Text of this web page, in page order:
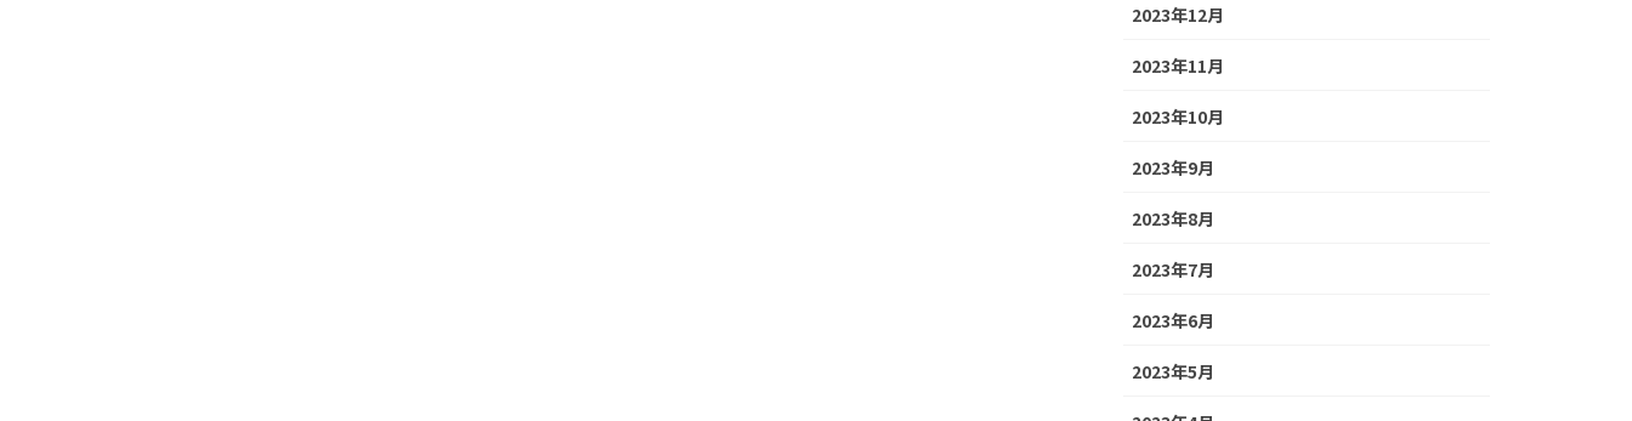
2023年12月
2023年11月
2023年10月
2023年9月
2023年8月
2023年7月
2023年6月
2023年5月